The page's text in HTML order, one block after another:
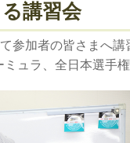
講習会
参加者の皆さまへ講
ュラ、全日本選手